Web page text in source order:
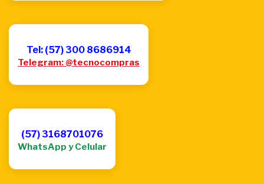
Tel: (57) 300 8686914
Telegram: @tecnocompras
(57) 3168701076
WhatsApp y Celular